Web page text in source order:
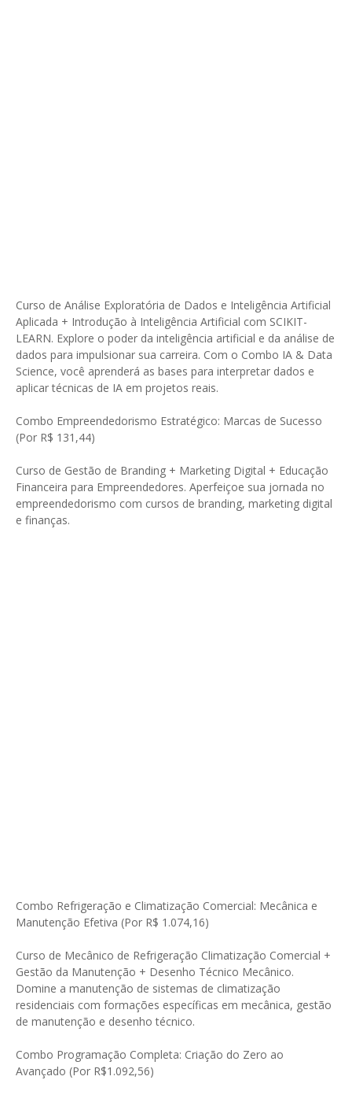
Curso de Análise Exploratória de Dados e Inteligência Artificial
Aplicada + Introdução à Inteligência Artificial com SCIKIT-
LEARN. Explore o poder da inteligência artificial e da análise de
dados para impulsionar sua carreira. Com o Combo IA & Data
Science, você aprenderá as bases para interpretar dados e
aplicar técnicas de IA em projetos reais.
Combo Empreendedorismo Estratégico: Marcas de Sucesso
(Por R$ 131,44)
Curso de Gestão de Branding + Marketing Digital + Educação
Financeira para Empreendedores. Aperfeiçoe sua jornada no
empreendedorismo com cursos de branding, marketing digital
e finanças.
Combo Refrigeração e Climatização Comercial: Mecânica e
Manutenção Efetiva (Por R$ 1.074,16)
Curso de Mecânico de Refrigeração Climatização Comercial +
Gestão da Manutenção + Desenho Técnico Mecânico.
Domine a manutenção de sistemas de climatização
residenciais com formações específicas em mecânica, gestão
de manutenção e desenho técnico.
Combo Programação Completa: Criação do Zero ao
Avançado (Por R$1.092,56)